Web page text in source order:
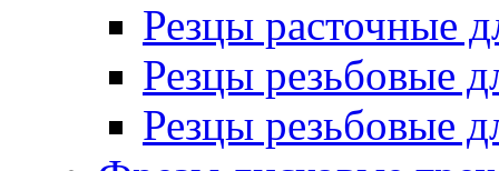
Резцы расточные
Резцы резьбовые
Резцы резьбовые